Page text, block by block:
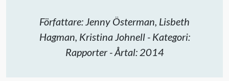
ProjektFörfattare: Jenny Österman, Lisbeth
Hagman, Kristina Johnell - Kategori:
Rapporter - Årtal: 2014